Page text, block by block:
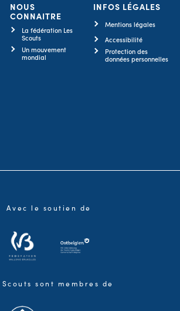
NOUS
CONNAITRE
La fédération Les
Scouts
Un mouvement
mondial
INFOS LÉGALES
Mentions légales
Accessibilité
Protection des
données personnelles
page Facebook
notre page Instagram
notre chaîne Youtube
Avec le soutien de
Scouts sont membres de